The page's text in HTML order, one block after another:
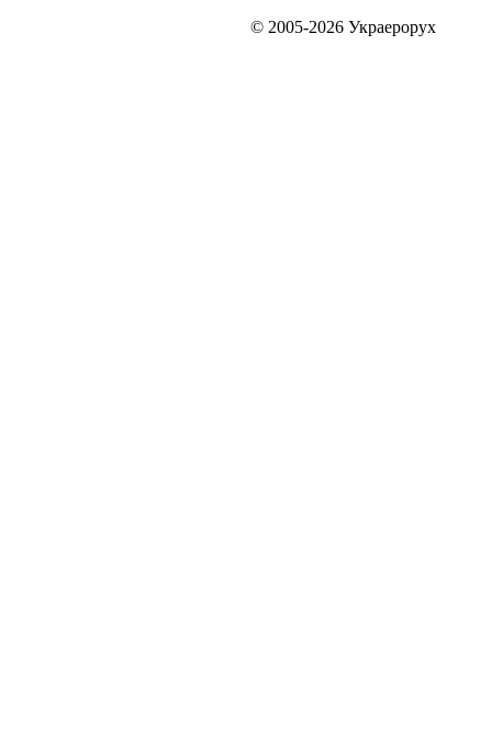
© 2005-2026 Украерорух